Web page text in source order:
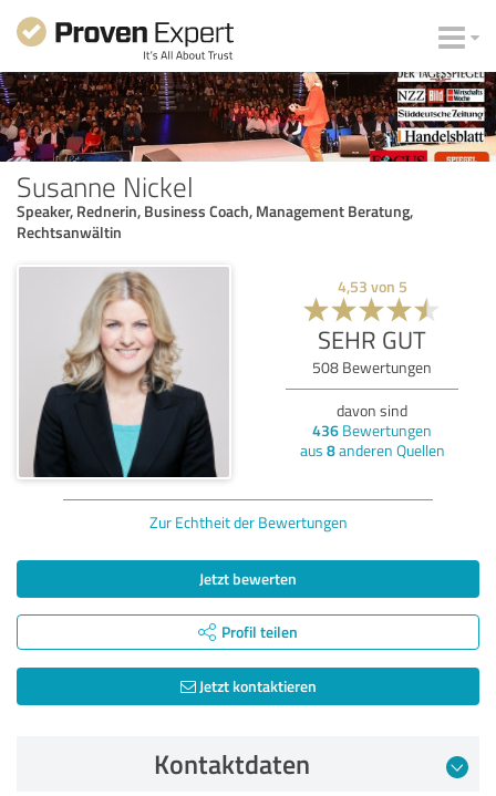
Susanne Nickel
Speaker, Rednerin, Business Coach, Management Beratung,
Rechtsanwältin
4,53 von 5
SEHR GUT
508 Bewertungen
davon sind
436 Bewertungen
aus 8anderen Quellen
Zur Echtheit der Bewertungen
Jetzt bewerten
Profil teilen
Jetzt kontaktieren
Kontaktdaten